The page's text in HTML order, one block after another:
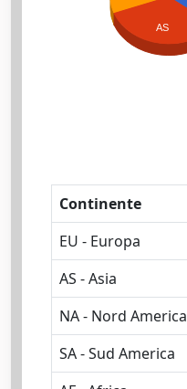
AS
Continente
EU - Europa
AS - Asia
NA - Nord America
SA - Sud America